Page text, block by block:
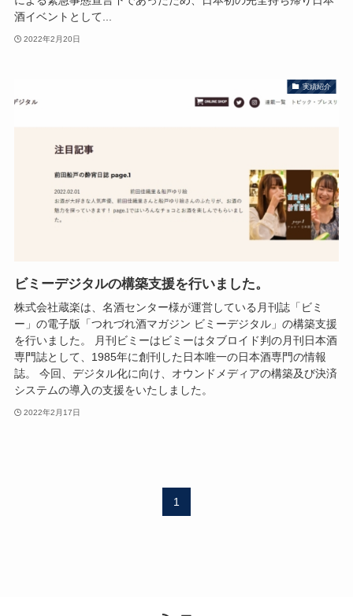
酒イベントとして...
2022年2月20日
実績紹介
ビミーデジタルの構築支援を行いました。
株式会社蔵楽は、名酒センター様が運営している月刊誌「ビミ
ー」の電子版「つれづれ酒マガジン ビミーデジタル」の構築支援
を行いました。 月刊ビミーはビミーはタブロイド判の月刊日本酒
専門誌として、1985年に創刊した日本唯一の日本酒専門の情報
誌。 今回、デジタル化に向け、オウンドメディアの構築及び決済
システムの導入の支援をいたしました。
2022年2月17日
1